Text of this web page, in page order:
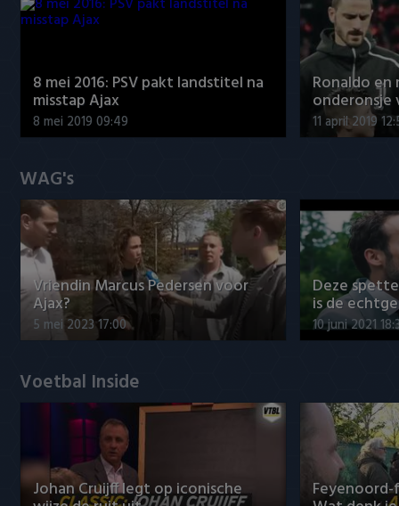
8 mei 2016: PSV pakt landstitel na
misstap Ajax
8 mei 2019 09:49
Ronaldo
onderonsje
11 april 2019
WAG's
Vriendin Marcus Pedersen voor
Ajax?
5 mei 2023 17:00
Deze
is de
10 juni 2021
Voetbal Inside
Johan Cruijff legt op iconische Feyenoord-